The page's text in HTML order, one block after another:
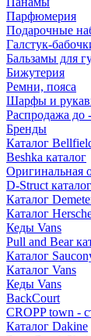
Парфюмерия
Подарочные
Галстук-
Бальзамы для
Бижутерия
Ремни, пояса
Шарфы и
Распродажа до
Бренды
Каталог
Beshka каталог
Оригинальная
D-Struct каталог
Каталог
Каталог
Кеды Vans
Pull and Bear
Каталог
Каталог Vans
Кеды Vans
BackCourt
CROPP town -
Каталог Dakine